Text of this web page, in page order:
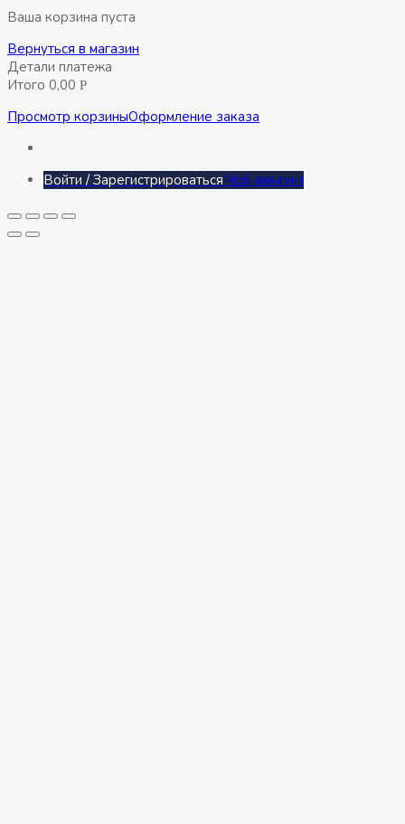
Ваша корзина пуста
Вернуться в магазин
Детали платежа
Итого 0,00 Р
Просмотр корзиныОформление заказа
Войти / ЗарегистрироватьсяМой аккаунт